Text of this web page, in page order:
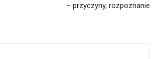
– przyczyny, rozpoznanie